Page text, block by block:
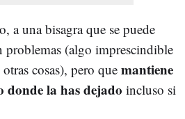
a una bisagra que se puede
problemas (algo imprescindible
cosas), pero que mantiene
la has dejado incluso si